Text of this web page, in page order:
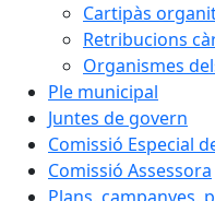
Cartipàs
Retribucions
Organismes
Ple municipal
Juntes de govern
Comissió Especial
Comissió Assessora